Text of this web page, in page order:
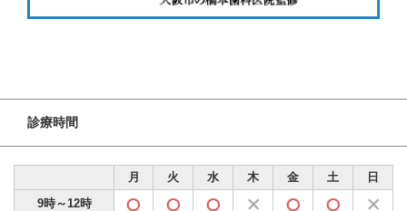
診療時間
月 火 水 木 金 土
日
9時～12時